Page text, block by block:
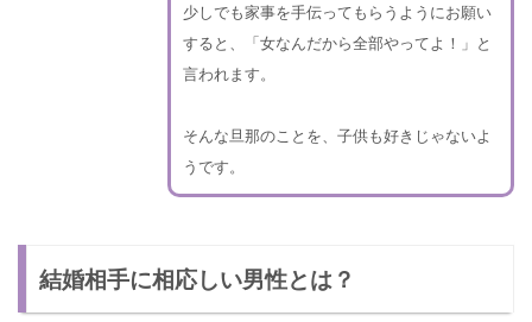
少しでも家事を手伝ってもらうようにお願い
すると、「女なんだから全部やってよ！」と
言われます。
そんな旦那のことを、子供も好きじゃないよ
うです。
結婚相手に相応しい男性とは？